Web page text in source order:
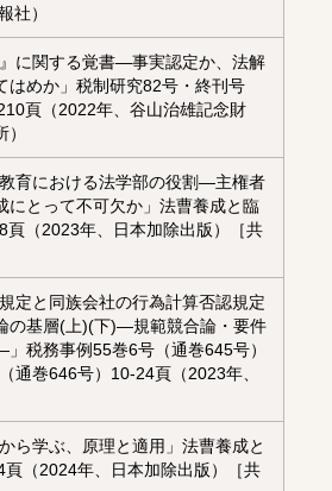
社）
』に関する覚書―事実認定か、法解
はめか」税制研究82号・終刊号
頁（2022年、谷山治雄記念財
育における法学部の役割―主権者
にとって不可欠か」法曹養成と臨
頁（2023年、日本加除出版）［共
定と同族会社の行為計算否認規定
の基層(上)(下)―規範競合論・要件
税務事例55巻6号（通巻645号）
通巻646号）10-24頁（2023年、
ら学ぶ、原理と適用」法曹養成と
（2024年、日本加除出版）［共